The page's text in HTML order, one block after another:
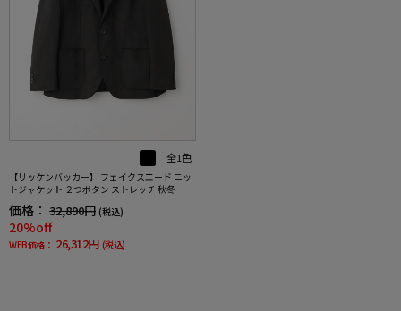
全1色
【リッケンバッカー】 フェイクスエード ニッ
トジャケット ２つボタン ストレッチ 秋冬
価格： 32,890円 (税込)
20%off
WEB価格： 26,312円 (税込)